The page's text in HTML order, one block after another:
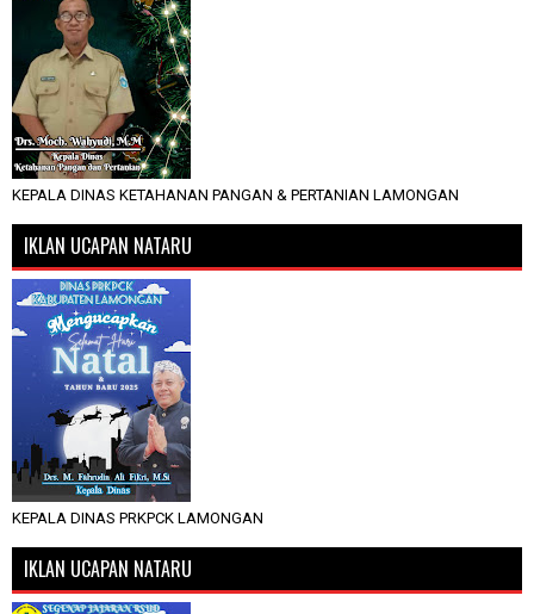
KEPALA DINAS KETAHANAN PANGAN & PERTANIAN LAMONGAN
IKLAN UCAPAN NATARU
KEPALA DINAS PRKPCK LAMONGAN
IKLAN UCAPAN NATARU